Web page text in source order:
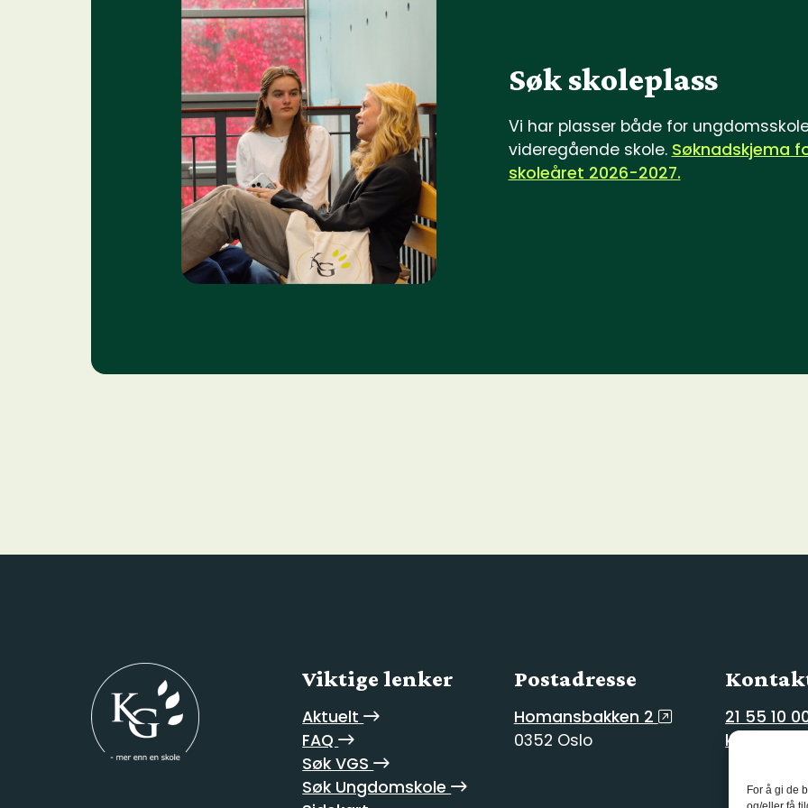
For å gi de
Søk skoleplass
Vi har plasser både for
videregående skole. Søknadskjema
skoleåret 2026-2027.
Viktige lenker
Aktuelt
FAQ
Søk VGS
Søk Ungdomskole
Postadresse
Homansbakken 2
0352 Oslo
21 55 10